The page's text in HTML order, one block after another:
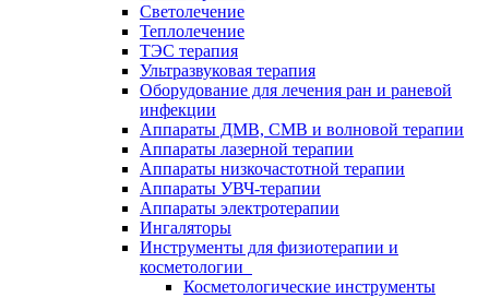
Светолечение
Теплолечение
ТЭС терапия
Ультразвуковая терапия
Оборудование для лечения ран и раневой
инфекции
Аппараты ДМВ, СМВ и волновой терапии
Аппараты лазерной терапии
Аппараты низкочастотной терапии
Аппараты УВЧ-терапии
Аппараты электротерапии
Ингаляторы
Инструменты для физиотерапии и
косметологии
Косметологические инструменты